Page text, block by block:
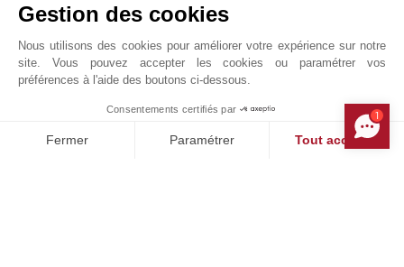
Crèche
Gare
Golf
Hôpital/clinique
Port
Salle De Sport
Supermarché
Gestion des cookies
Nous utilisons des cookies pour améliorer votre expérience sur notre
site. Vous pouvez accepter les cookies ou paramétrer vos
préférences à l'aide des boutons ci-dessous.
Consentements certifiés par
Fermer Paramétrer Tout accepter
1